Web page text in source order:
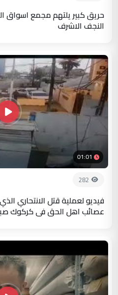
حريق كبير يلتهم مجمع اسواق
النجف الاشرف
01:01
282
فيديو لعملية قتل الانتحاري
عصائب اهل الحق في كركوك